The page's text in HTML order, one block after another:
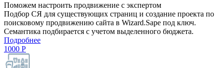
Поможем настроить продвижение с экспертом
Подбор СЯ для существующих страниц и создание проекта по
поисковому продвижению сайта в Wizard.Sape под ключ.
Семантика подбирается с учетом выделенного бюджета.
Подробнее
1000 Р